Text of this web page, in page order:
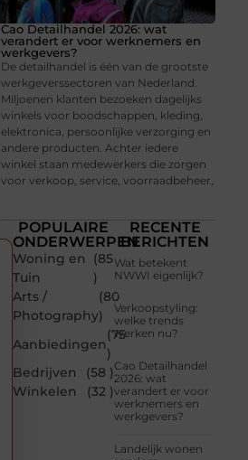
Cao Detailhandel 2026: wat
verandert er voor werknemers en
werkgevers?
De detailhandel is één van de grootste
werkgeverssectoren van Nederland.
Miljoenen klanten bezoeken dagelijks
winkels voor boodschappen, kleding,
elektronica, persoonlijke verzorging en
andere producten. Achter iedere
winkel staan medewerkers die zorgen
voor verkoop, service, voorraadbeheer,
POPULAIRE
ONDERWERPEN
Woning en
Tuin
(85
)
Arts /
Photography
(80
)
Aanbiedingen
(75
)
Bedrijven
(58 )
Winkelen
(32 )
RECENTE
BERICHTEN
Wat betekent
NWWI eigenlijk?
Verkoopstyling:
welke trends
werken nu?
Cao Detailhandel
2026: wat
verandert er voor
werknemers en
werkgevers?
Landelijk wonen